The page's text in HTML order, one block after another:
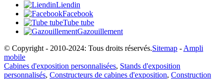
Liendin
Facebook
Tube tube
Gazouillement
© Copyright - 2010-2024: Tous droits réservés.Sitemap - Ampli
mobile
Cabines d'exposition personnalisées, Stands d'exposition
personnalisés, Constructeurs de cabines d'exposition, Construction